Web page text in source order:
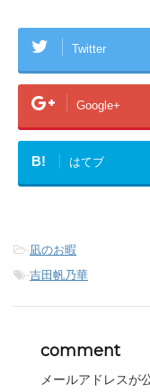
Twitter
Google+
B! はてブ
-凪のお暇
-吉田帆乃華
comment
メールアドレスが